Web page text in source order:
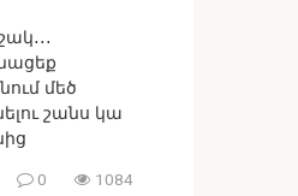
մեծ
շանս կա
0 1084